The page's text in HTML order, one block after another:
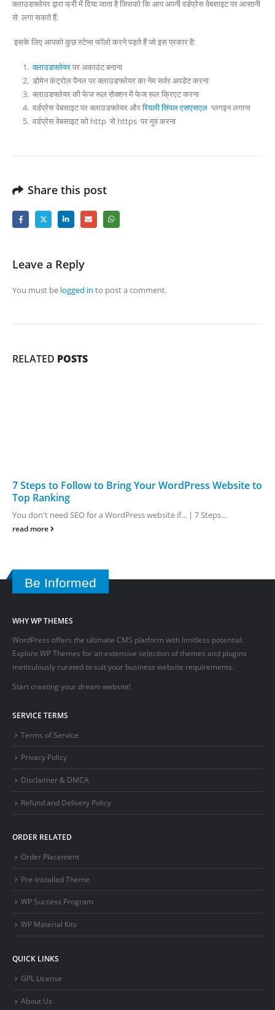
क्लाउडफ्लेयर द्वारा फ्री में दिया जाता है जिसको कि आप अपनी वर्डप्रेस वेबसाइट पर आसानी
से लगा सकते हैं.
इसके लिए आपको कुछ स्टेप्स फॉलो करने पड़ते हैं जो इस प्रकार है:
क्लाउडफ्लेयरपर अकाउंट बनाना
डोमेन कंट्रोल पैनल पर क्लाउडफ्लेयर का नेम सर्वर अपडेट करना
क्लाउडफ्लेयर की फेज रूल सेक्शन में फेज रूल क्रिएट करना
वर्डप्रेस वेबसाइट पर क्लाउडफ्लेयर औररियली सिंपल एसएसएलप्लगइन लगाना
वर्डप्रेस वेबसाइट को http से https पर मूव करना
Share this post
Leave a Reply
You must be logged in to post a comment.
RELATED POSTS
7 Steps to Follow to Bring Your WordPress Website to
Top Ranking
You don't need SEO for a WordPress website if... | 7 Steps...
read more
Be Informed
WHY WP THEMES
WordPress offers the ultimate CMS platform with limitless potential.
Explore WP Themes for an extensive selection of themes and plugins
meticulously curated to suit your business website requirements.
Start creating your dream website!
SERVICE TERMS
Terms of Service
Privacy Policy
Disclaimer & DMCA
Refund and Delivery Policy
ORDER RELATED
Order Placement
Pre-Installed Theme
WP Success Program
WP Material Kits
QUICK LINKS
GPL License
About Us